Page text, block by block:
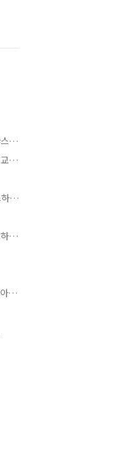
아이스하키스틱 구매시 참조해야 될 #아이스하키 #스틱 #커브,
경기고등학교아이스하키 #아이스하키 #경기고등학교 #김다온,
동계체전 #아이스하키 #icehockey #경기고아이스하키 #김다온,
경기고등학교 #경기고등학교아이스하키부 #아이스하키 #김다온 #아이스하키김다온,
경기고등학교 #경기고등학교아이스하키 #김다온 #아이스하키 #경기고졸업식,